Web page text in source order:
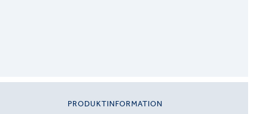
PRODUKTINFORMATION